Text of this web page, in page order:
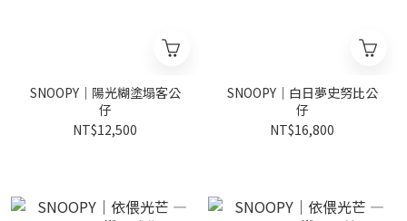
SNOOPY｜陽光糊塗塌客公
仔
NT$12,500
SNOOPY｜白日夢史努比公
仔
NT$16,800